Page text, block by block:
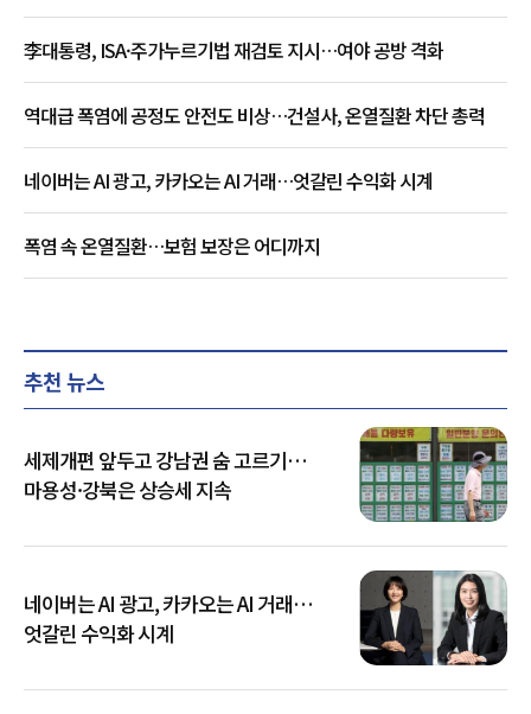
李대통령, ISA·주가누르기법 재검토 지시…여야 공방 격화
역대급 폭염에 공정도 안전도 비상…건설사, 온열질환 차단 총력
네이버는 AI 광고, 카카오는 AI 거래…엇갈린 수익화 시계
폭염 속 온열질환…보험 보장은 어디까지
추천 뉴스
세제개편 앞두고 강남권 숨 고르기…
마용성·강북은 상승세 지속
네이버는 AI 광고, 카카오는 AI 거래…
엇갈린 수익화 시계